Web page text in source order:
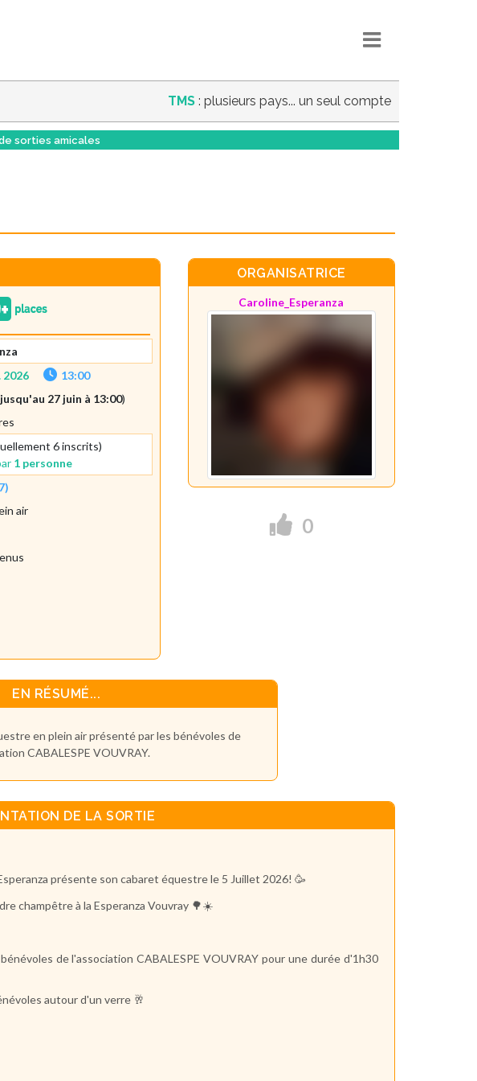
TMS : plusieurs pays... un seul compte
sorties amicales
2026
13:00
jusqu'au 27 juin à 13:00)
6 inscrits)
1 personne
air
ORGANISATRICE
Caroline_Esperanza
0
EN RÉSUMÉ...
en plein air présenté par les bénévoles de
CABALESPE VOUVRAY.
DE LA SORTIE
présente son cabaret équestre le 5 Juillet 2026! 🥳
champêtre à la Esperanza Vouvray 🌳☀️
de l'association CABALESPE VOUVRAY pour une durée d'1h30
autour d'un verre 🥂